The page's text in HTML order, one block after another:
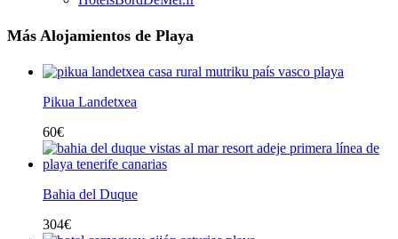
Más Alojamientos de Playa
Pikua Landetxea
60€
Bahia del Duque
304€